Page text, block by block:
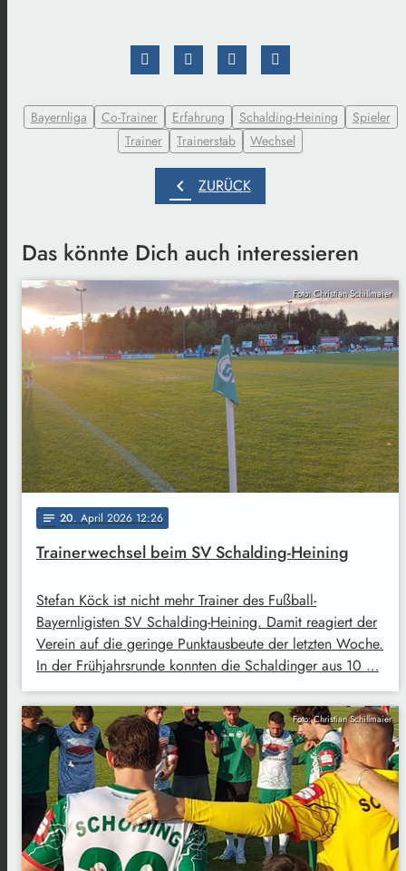
Bayernliga Co-Trainer Erfahrung Schalding-Heining
Spieler
Trainer
Trainerstab Wechsel
chevron_left ZURÜCK
Das könnte Dich auch interessieren
Foto: Christian Schillmaier
notes 20. April 2026 12:26
Trainerwechsel beim SV Schalding-Heining
Stefan Köck ist nicht mehr Trainer des Fußball-
Bayernligisten SV Schalding-Heining. Damit reagiert der
Verein auf die geringe Punktausbeute der letzten Woche.
In der Frühjahrsrunde konnten die Schaldinger aus 10 …
Foto: Christian Schillmaier